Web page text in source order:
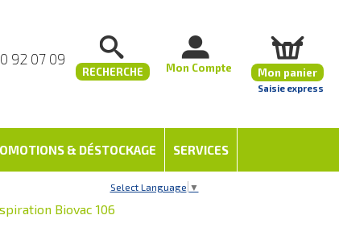
92 07 09
RECHERCHE Mon Compte Mon panier
Saisie express
& DÉSTOCKAGE SERVICES
Select Language ▼
Biovac 106